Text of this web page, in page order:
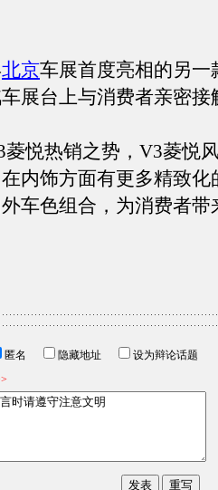
北京车展首度亮相的另一
展台上与消费者亲密接
热销之势，V3菱悦
内饰方面有更多精致化
车色组合，为消费者带
匿名 隐藏地址
设为辩论话题